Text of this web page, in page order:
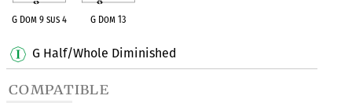
G Dom 9 sus 4 G Dom 13
G Half/Whole Diminished
compatible